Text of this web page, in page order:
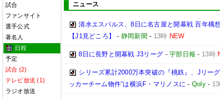
試合
ファンサイト
選手公式
著名人
日程
予定
試合 (2)
テレビ放送 (1)
ラジオ放送
ニュース
清水エスパルス、8日に名古屋と開幕戦 百年
【J1見どころ】
- 静岡新聞 - 13時 NEW
8日に長野と開幕戦 J3リーグ -宇部日報 - 13時
シリーズ累計2000万本突破の『桃鉄』、Jリー
ッカーチーム物件”は横浜F・マリノスに - Qoly-